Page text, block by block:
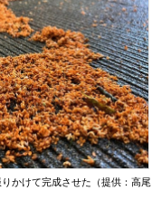
かけて完成させた（提供：高尾